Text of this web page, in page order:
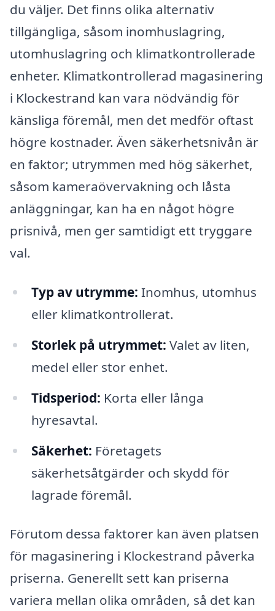
du väljer. Det finns olika alternativ
tillgängliga, såsom inomhuslagring,
utomhuslagring och klimatkontrollerade
enheter. Klimatkontrollerad magasinering
i Klockestrand kan vara nödvändig för
känsliga föremål, men det medför oftast
högre kostnader. Även säkerhetsnivån är
en faktor; utrymmen med hög säkerhet,
såsom kameraövervakning och låsta
anläggningar, kan ha en något högre
prisnivå, men ger samtidigt ett tryggare
val.
Typ av utrymme: Inomhus, utomhus
eller klimatkontrollerat.
Storlek på utrymmet: Valet av liten,
medel eller stor enhet.
Tidsperiod: Korta eller långa
hyresavtal.
Säkerhet: Företagets
säkerhetsåtgärder och skydd för
lagrade föremål.
Förutom dessa faktorer kan även platsen
för magasinering i Klockestrand påverka
priserna. Generellt sett kan priserna
variera mellan olika områden, så det kan